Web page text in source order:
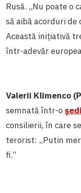
Rusă. ,,Nu poate o
să aibă acorduri
Această inițiativă
într-adevăr
Valerii Klimenco
semnată într-o
consilierii, în care
terorist: ,,Putin
fi.”